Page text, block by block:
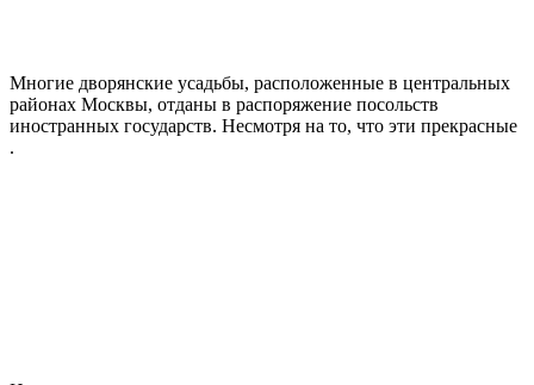
Многие дворянские усадьбы, расположенные в центральных
районах Москвы, отданы в распоряжение посольств
иностранных государств. Несмотря на то, что эти прекрасные
.